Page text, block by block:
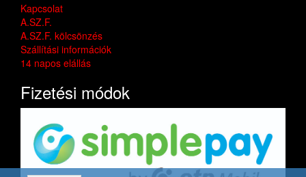
Kapcsolat
A.SZ.F.
A.SZ.F. kölcsönzés
Szállítási információk
14 napos elállás
Fizetési módok